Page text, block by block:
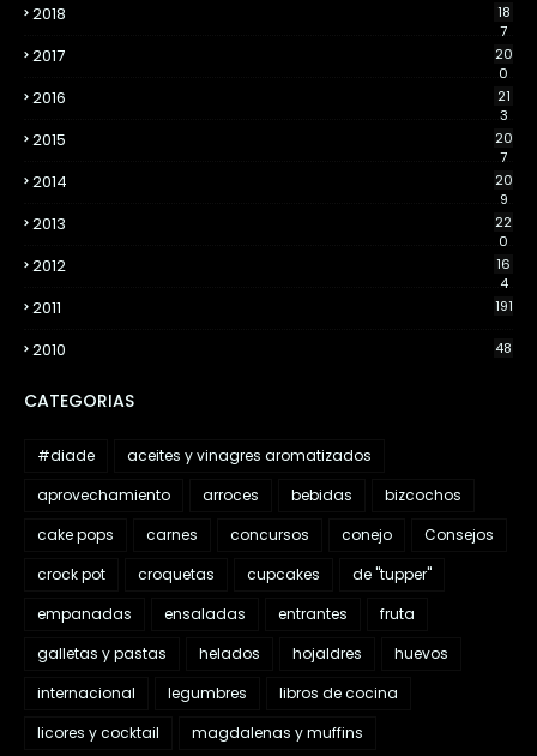
2018
18
7
2017
20
0
2016
21
3
2015
20
7
2014
20
9
2013
22
0
2012
16
4
2011 191
2010 48
CATEGORIAS
#diade
aceites y vinagres aromatizados
aprovechamiento
arroces bebidas
bizcochos
cake pops
carnes concursos conejo
Consejos
crock pot
croquetas cupcakes
de "tupper"
empanadas
ensaladas entrantes
fruta
galletas y pastas
helados hojaldres
huevos
internacional
legumbres
libros de cocina
licores y cocktail
magdalenas y muffins